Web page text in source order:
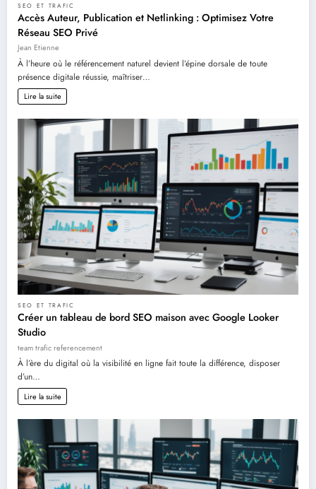
SEO ET TRAFIC
Accès Auteur, Publication et Netlinking : Optimisez Votre
Réseau SEO Privé
Jean Etienne
À l’heure où le référencement naturel devient l’épine dorsale de toute
présence digitale réussie, maîtriser…
Lire la suite
SEO ET TRAFIC
Créer un tableau de bord SEO maison avec Google Looker
Studio
team trafic referencement
À l’ère du digital où la visibilité en ligne fait toute la différence, disposer
d’un…
Lire la suite